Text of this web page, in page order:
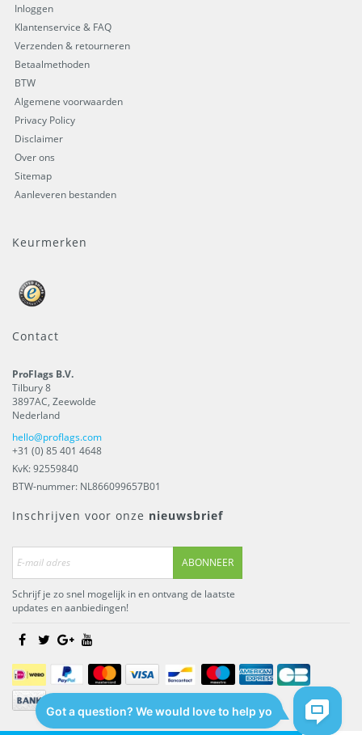
Inloggen
Klantenservice & FAQ
Verzenden & retourneren
Betaalmethoden
BTW
Algemene voorwaarden
Privacy Policy
Disclaimer
Over ons
Sitemap
Aanleveren bestanden
Keurmerken
Contact
ProFlags B.V.
Tilbury 8
3897AC, Zeewolde
Nederland
hello@proflags.com
+31 (0) 85 401 4648
KvK: 92559840
BTW-nummer: NL866099657B01
Inschrijven voor onze nieuwsbrief
ABONNEER
Schrijf je zo snel mogelijk in en ontvang de laatste
updates en aanbiedingen!